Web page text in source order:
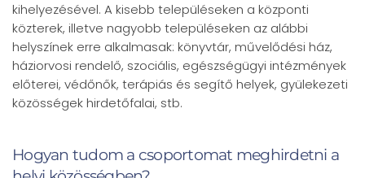
kihelyezésével. A kisebb településeken a központi
közterek, illetve nagyobb településeken az alábbi
helyszínek erre alkalmasak: könyvtár, művelődési ház,
háziorvosi rendelő, szociális, egészségügyi intézmények
előterei, védőnők, terápiás és segítő helyek, gyülekezeti
közösségek hirdetőfalai, stb.
Hogyan tudom a csoportomat meghirdetni a